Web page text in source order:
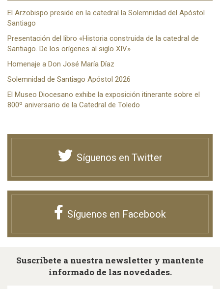
El Arzobispo preside en la catedral la Solemnidad del Apóstol
Santiago
Presentación del libro «Historia construida de la catedral de
Santiago. De los orígenes al siglo XIV»
Homenaje a Don José María Díaz
Solemnidad de Santiago Apóstol 2026
El Museo Diocesano exhibe la exposición itinerante sobre el
800º aniversario de la Catedral de Toledo
Síguenos en Twitter
Síguenos en Facebook
Suscríbete a nuestra newsletter y mantente
informado de las novedades.